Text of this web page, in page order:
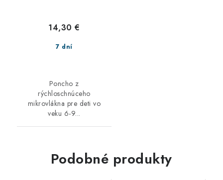
7 dní
14,30 €
Poncho z
rýchloschnúceho
mikrovlákna pre deti vo
veku 6-9...
Podobné produkty